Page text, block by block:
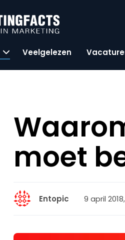
Veelgelezen
moet
Entopic 9 april